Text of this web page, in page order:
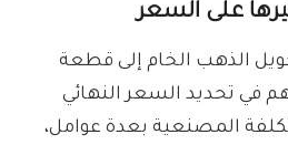
على السعر
الذهب الخام إلى قطعة
في تحديد السعر النهائي
المصنعية بعدة عوامل،